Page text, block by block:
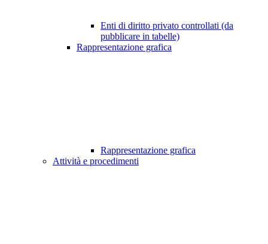
Enti di diritto privato controllati (da
pubblicare in tabelle)
Rappresentazione grafica
Rappresentazione grafica
Attività e procedimenti